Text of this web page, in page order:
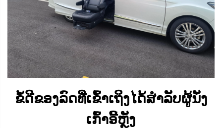
ຂໍ້ດີຂອງລົດທີ່ເຂົ້າເຖິງໄດ້ສຳລັບຜູ້ນັ່ງ
ເກົ້າອີ້ຫຼັງ